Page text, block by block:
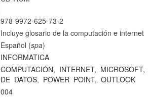
978-9972-625-73-2
Incluye glosario de la computación e internet
Español (spa)
INFORMATICA
COMPUTACIÓN, INTERNET, MICROSOFT,
DE DATOS, POWER POINT, OUTLOOK
004